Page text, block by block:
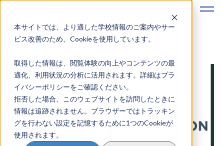
本サイトでは、より適した学校情報のご案内やサー
ビス改善のため、Cookieを使用しています。
取得した情報は、閲覧体験の向上やコンテンツの最
適化、利用状況の分析に活用されます。詳細はプラ
イバシーポリシーをご確認ください。
拒否した場合、このウェブサイトを訪問したときに
情報は追跡されません。ブラウザーではトラッキン
グを行わない設定を記憶するために1つのCookieが
使用されます。
地域みらい留学のすすめかた
地域みらい留学とは
学校を探す
イベントを探す
おためし地域留学